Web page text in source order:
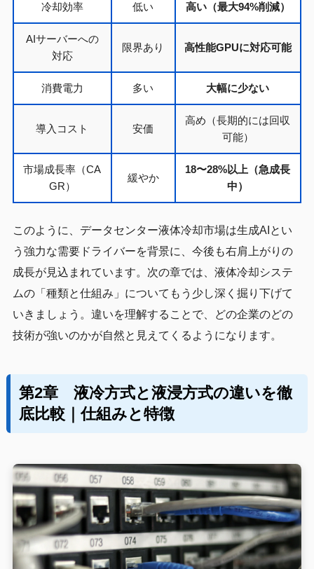
冷却効率 低い 高い（最大94%削減）
AIサーバーへの
対応
限界あり 高性能GPUに対応可能
消費電力 多い 大幅に少ない
導入コスト 安価
高め（長期的には回収
可能）
市場成長率（CA
GR）
緩やか
18〜28%以上（急成長
中）
このように、データセンター液体冷却市場は生成AIとい
う強力な需要ドライバーを背景に、今後も右肩上がりの
成長が見込まれています。次の章では、液体冷却システ
ムの「種類と仕組み」についてもう少し深く掘り下げて
いきましょう。違いを理解することで、どの企業のどの
技術が強いのかが自然と見えてくるようになります。
第2章 液冷方式と液浸方式の違いを徹
底比較｜仕組みと特徴